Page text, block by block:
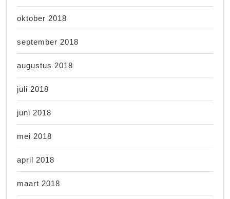
oktober 2018
september 2018
augustus 2018
juli 2018
juni 2018
mei 2018
april 2018
maart 2018